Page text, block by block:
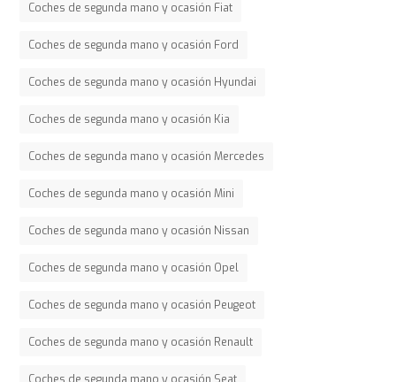
Coches de segunda mano y ocasión Fiat
Coches de segunda mano y ocasión Ford
Coches de segunda mano y ocasión Hyundai
Coches de segunda mano y ocasión Kia
Coches de segunda mano y ocasión Mercedes
Coches de segunda mano y ocasión Mini
Coches de segunda mano y ocasión Nissan
Coches de segunda mano y ocasión Opel
Coches de segunda mano y ocasión Peugeot
Coches de segunda mano y ocasión Renault